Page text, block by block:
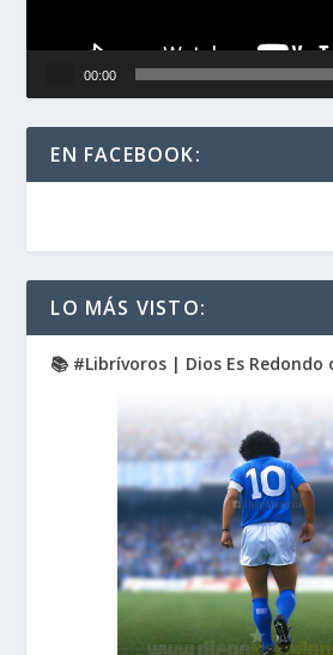
00:00
EN FACEBOOK:
LO MÁS VISTO:
📚 #Librívoros | Dios Es Redondo